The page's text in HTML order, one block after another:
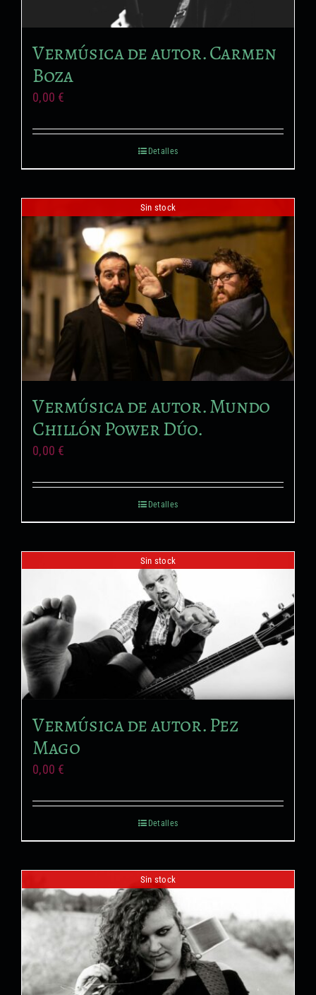
Proyectos audiovisuales
Vermúsica de autor. Carmen
Boza
0,00 €
Detalles
Sin stock
Vermúsica de autor. Mundo
Chillón Power Dúo.
0,00 €
Detalles
Sin stock
Vermúsica de autor. Pez
Mago
0,00 €
Detalles
Sin stock